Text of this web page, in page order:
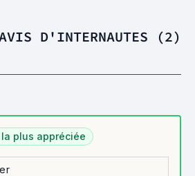
D'INTERNAUTES (2)
plus appréciée